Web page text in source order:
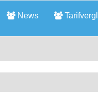
News